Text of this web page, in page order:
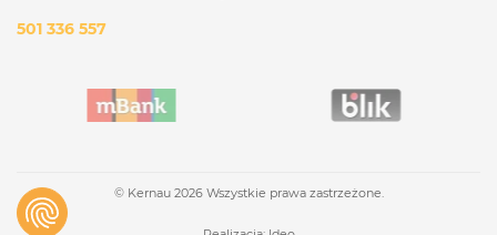
501 336 557
© Kernau 2026 Wszystkie prawa zastrzeżone.